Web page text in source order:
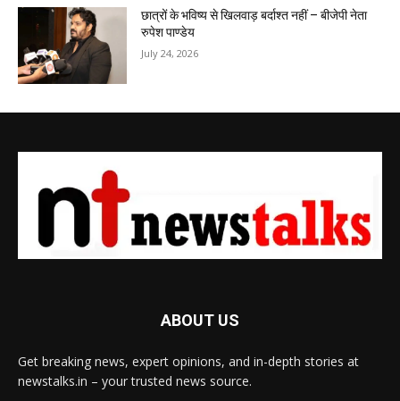
छात्रों के भविष्य से खिलवाड़ बर्दाश्त नहीं – बीजेपी नेता
रुपेश पाण्डेय
July 24, 2026
ABOUT US
Get breaking news, expert opinions, and in-depth stories at
newstalks.in – your trusted news source.